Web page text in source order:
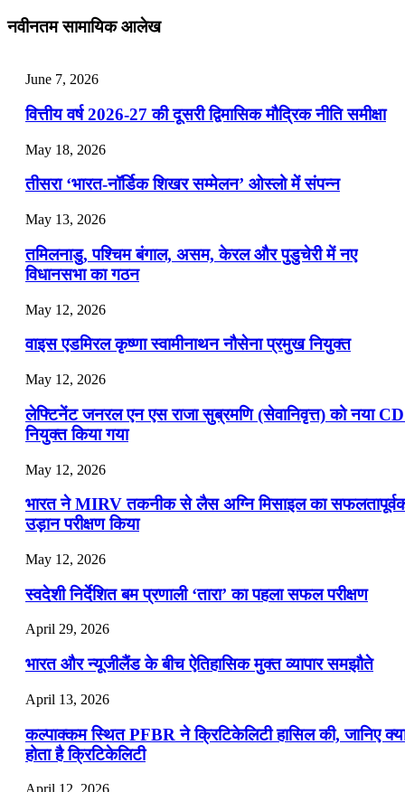
July 25, 2026
📝 डेली करेंट अफेयर्स: 22-24 जुलाई 2026
July 22, 2026
📝 डेली करेंट अफेयर्स: 19-21 जुलाई 2026
July 19, 2026
📝 डेली करेंट अफेयर्स: 16-18 जुलाई 2026
नवीनतम सामायिक आलेख
June 7, 2026
वित्तीय वर्ष 2026-27 की दूसरी द्विमासिक मौद्रिक नीति समीक्षा
May 18, 2026
तीसरा ‘भारत-नॉर्डिक शिखर सम्मेलन’ ओस्लो में संपन्न
May 13, 2026
तमिलनाडु, पश्चिम बंगाल, असम, केरल और पुडुचेरी में नए
विधानसभा का गठन
May 12, 2026
वाइस एडमिरल कृष्णा स्वामीनाथन नौसेना प्रमुख नियुक्त
May 12, 2026
लेफ्टिनेंट जनरल एन एस राजा सुब्रमणि (सेवानिवृत्त) को नया
नियुक्त किया गया
May 12, 2026
भारत ने MIRV तकनीक से लैस अग्नि मिसाइल का
उड़ान परीक्षण किया
May 12, 2026
स्वदेशी निर्देशित बम प्रणाली ‘तारा’ का पहला सफल परीक्षण
April 29, 2026
भारत और न्यूजीलैंड के बीच ऐतिहासिक मुक्त व्यापार समझौते
April 13, 2026
कल्पाक्कम स्थित PFBR ने क्रिटिकेलिटी हासिल की, जानिए
होता है क्रिटिकेलिटी